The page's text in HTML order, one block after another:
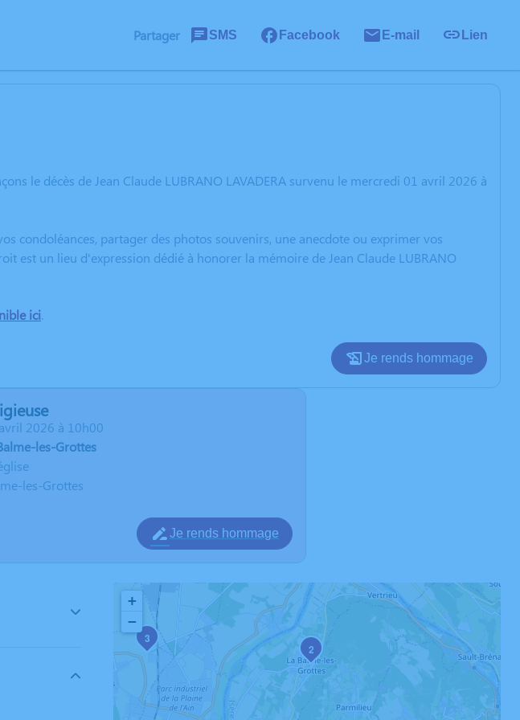
Partager SMS Facebook E-mail Lien
le décès de Jean Claude LUBRANO LAVADERA survenu le mercredi 01 avril 2026 à
condoléances, partager des photos souvenirs, une anecdote ou exprimer vos
est un lieu d'expression dédié à honorer la mémoire de Jean Claude LUBRANO
ici.
Je rends hommage
avril 2026 à 10h00
les-Grottes
les-Grottes
Je rends hommage
2
3
+
−